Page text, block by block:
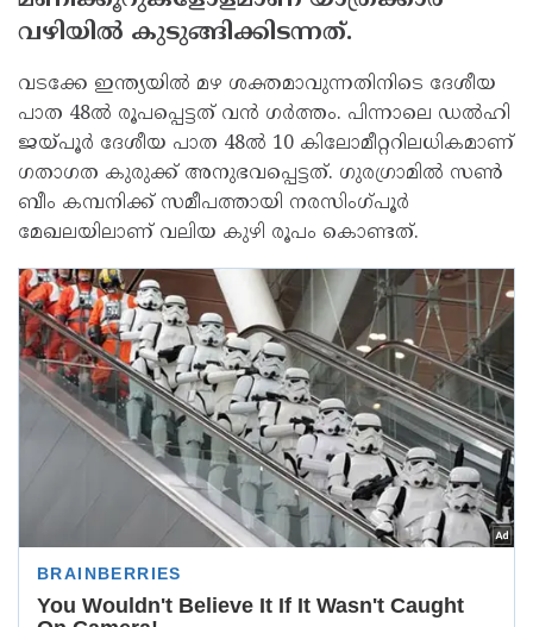
വഴിയില്‍ കുടുങ്ങിക്കിടന്നത്.
വടക്കേ ഇന്ത്യയില്‍ മഴ ശക്തമാവുന്നതിനിടെ ദേശീയ
പാത 48ല്‍ രൂപപ്പെട്ടത് വന്‍ ഗര്‍ത്തം. പിന്നാലെ ഡല്‍ഹി
ജയ്പൂര്‍ ദേശീയ പാത 48ല്‍ 10 കിലോമീറ്ററിലധികമാണ്
ഗതാഗത കുരുക്ക് അനുഭവപ്പെട്ടത്. ഗുരഗ്രാമില്‍ സണ്‍
ബീം കമ്പനിക്ക് സമീപത്തായി നരസിംഗ്പൂര്‍
മേഖലയിലാണ് വലിയ കുഴി രൂപം കൊണ്ടത്.